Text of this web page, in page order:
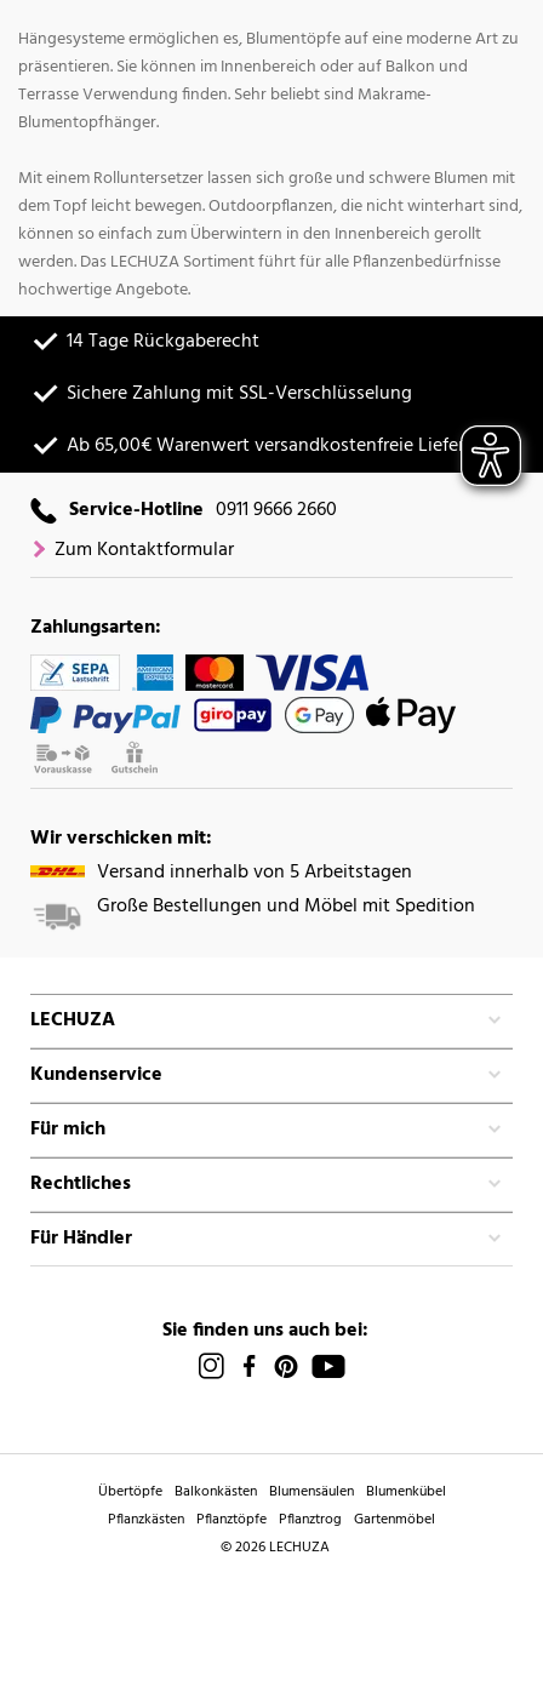
Hängesysteme ermöglichen es, Blumentöpfe auf eine moderne Art zu
präsentieren. Sie können im Innenbereich oder auf Balkon und
Terrasse Verwendung finden. Sehr beliebt sind Makrame-
Blumentopfhänger.
Mit einem Rolluntersetzer lassen sich große und schwere Blumen mit
dem Topf leicht bewegen. Outdoorpflanzen, die nicht winterhart sind,
können so einfach zum Überwintern in den Innenbereich gerollt
werden. Das LECHUZA Sortiment führt für alle Pflanzenbedürfnisse
hochwertige Angebote.
14 Tage Rückgaberecht
Sichere Zahlung mit SSL-Verschlüsselung
Ab 65,00€ Warenwert versandkostenfreie Lieferung
Service-Hotline 0911 9666 2660
Zum Kontaktformular
Zahlungsarten:
Wir verschicken mit:
Versand innerhalb von 5 Arbeitstagen
Große Bestellungen und Möbel mit Spedition
LECHUZA
Kundenservice
Für mich
Rechtliches
Für Händler
Sie finden uns auch bei:
Übertöpfe Balkonkästen Blumensäulen Blumenkübel
Pflanzkästen Pflanztöpfe Pflanztrog Gartenmöbel
© 2026 LECHUZA